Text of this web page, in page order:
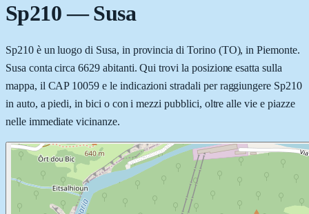
Sp210—Susa
Sp210 è un luogo di Susa, in provincia di Torino (TO), in Piemonte.
Susa conta circa 6629 abitanti. Qui trovi la posizione esatta sulla
mappa, il CAP 10059 e le indicazioni stradali per raggiungere Sp210
in auto, a piedi, in bici o con i mezzi pubblici, oltre alle vie e piazze
nelle immediate vicinanze.